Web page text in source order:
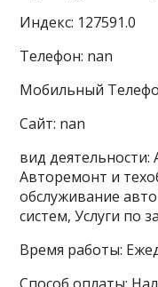
Индекс: 127591.0
Телефон: nan
Мобильный
Сайт: nan
вид деятельности:
Авторемонт и
обслуживание
систем, Услуги по
Время работы: